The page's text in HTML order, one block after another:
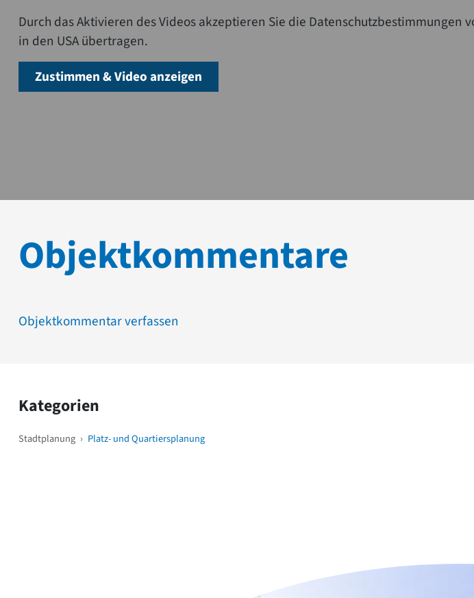
Durch das Aktivieren des Videos akzeptieren Sie die Datenschutzbestimmungen
in den USA übertragen.
Zustimmen & Video anzeigen
Objektkommentare
Objektkommentar verfassen
Kategorien
Stadtplanung › Platz- und Quartiersplanung